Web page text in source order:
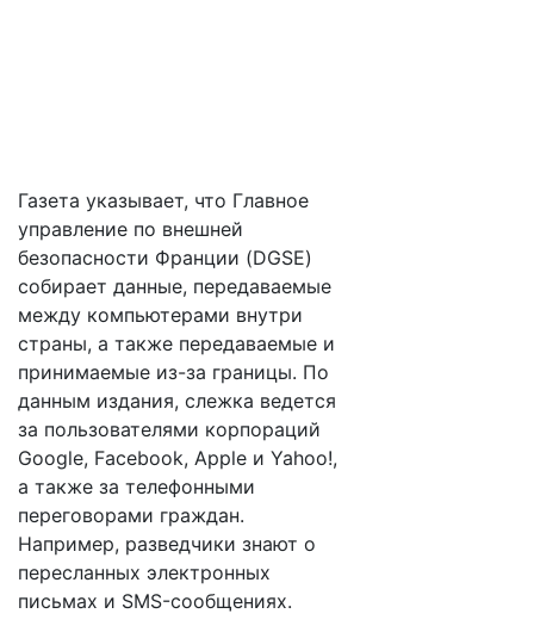
Газета указывает, что Главное
управление по внешней
безопасности Франции (DGSE)
собирает данные, передаваемые
между компьютерами внутри
страны, а также передаваемые и
принимаемые из-за границы. По
данным издания, слежка ведется
за пользователями корпораций
Google, Facebook, Apple и Yahoo!,
а также за телефонными
переговорами граждан.
Например, разведчики знают о
пересланных электронных
письмах и SMS-сообщениях.